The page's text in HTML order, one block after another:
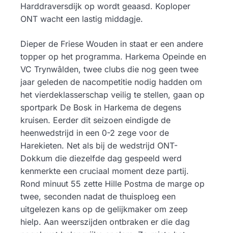
Harddraversdijk op wordt geaasd. Koploper
ONT wacht een lastig middagje.
Dieper de Friese Wouden in staat er een andere
topper op het programma. Harkema Opeinde en
VC Trynwâlden, twee clubs die nog geen twee
jaar geleden de nacompetitie nodig hadden om
het vierdeklasserschap veilig te stellen, gaan op
sportpark De Bosk in Harkema de degens
kruisen. Eerder dit seizoen eindigde de
heenwedstrijd in een 0-2 zege voor de
Harekieten. Net als bij de wedstrijd ONT-
Dokkum die diezelfde dag gespeeld werd
kenmerkte een cruciaal moment deze partij.
Rond minuut 55 zette Hille Postma de marge op
twee, seconden nadat de thuisploeg een
uitgelezen kans op de gelijkmaker om zeep
hielp. Aan weerszijden ontbraken er die dag